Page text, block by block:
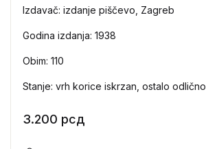
Izdavač: izdanje piščevo, Zagreb
Godina izdanja: 1938
Obim: 110
Stanje: vrh korice iskrzan, ostalo odlično
3.200 рсд